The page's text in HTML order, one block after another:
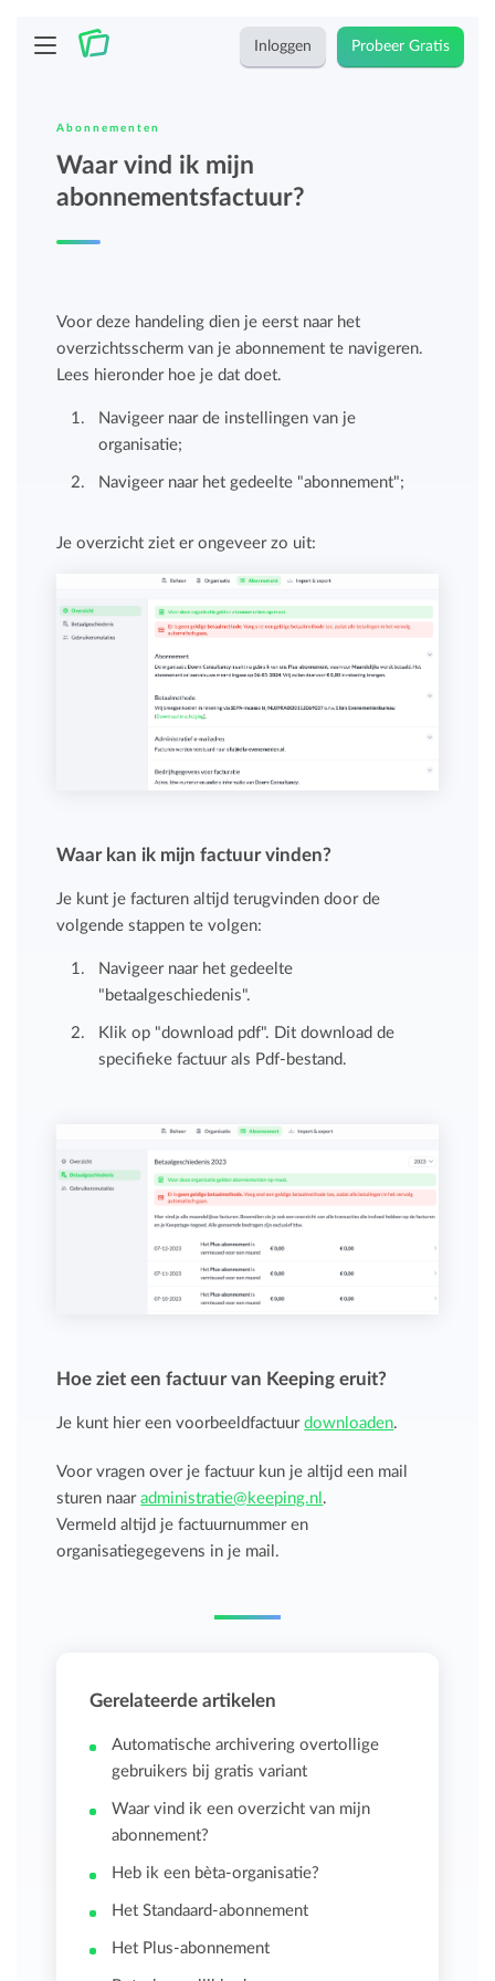
Inloggen Probeer Gratis
Abonnementen
Waar vind ik mijn
abonnementsfactuur?
Voor deze handeling dien je eerst naar het
overzichtsscherm van je abonnement te navigeren.
Lees hieronder hoe je dat doet.
Navigeer naar de instellingen van je
organisatie;
Navigeer naar het gedeelte "abonnement";
Je overzicht ziet er ongeveer zo uit:
Waar kan ik mijn factuur vinden?
Je kunt je facturen altijd terugvinden door de
volgende stappen te volgen:
Navigeer naar het gedeelte
"betaalgeschiedenis".
Klik op "download pdf". Dit download de
specifieke factuur als Pdf-bestand.
Hoe ziet een factuur van Keeping eruit?
Je kunt hier een voorbeeldfactuurdownloaden.
Voor vragen over je factuur kun je altijd een mail
sturen naaradministratie@keeping.nl .
Vermeld altijd je factuurnummer en
organisatiegegevens in je mail.
Gerelateerde artikelen
Automatische archivering overtollige
gebruikers bij gratis variant
Waar vind ik een overzicht van mijn
abonnement?
Heb ik een bèta-organisatie?
Het Standaard-abonnement
Het Plus-abonnement